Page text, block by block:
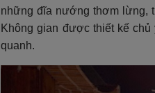
những đĩa nướng thơm lừng,
Không gian được thiết kế
quanh.